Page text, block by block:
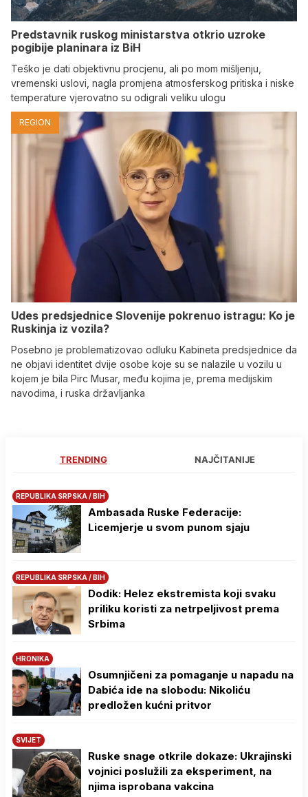
Predstavnik ruskog ministarstva otkrio uzroke
pogibije planinara iz BiH
Teško je dati objektivnu procjenu, ali po mom mišljenju,
vremenski uslovi, nagla promjena atmosferskog pritiska i niske
temperature vjerovatno su odigrali veliku ulogu
REGION
Udes predsjednice Slovenije pokrenuo istragu: Ko je
Ruskinja iz vozila?
Posebno je problematizovao odluku Kabineta predsjednice da
ne objavi identitet dvije osobe koje su se nalazile u vozilu u
kojem je bila Pirc Musar, među kojima je, prema medijskim
navodima, i ruska državljanka
TRENDING NAJČITANIJE
REPUBLIKA SRPSKA / BIH
Ambasada Ruske Federacije:
Licemjerje u svom punom sjaju
REPUBLIKA SRPSKA / BIH
Dodik: Helez ekstremista koji svaku
priliku koristi za netrpeljivost prema
Srbima
HRONIKA
Osumnjičeni za pomaganje u napadu na
Dabića ide na slobodu: Nikoliću
predložen kućni pritvor
SVIJET
Ruske snage otkrile dokaze: Ukrajinski
vojnici poslužili za eksperiment, na
njima isprobana vakcina